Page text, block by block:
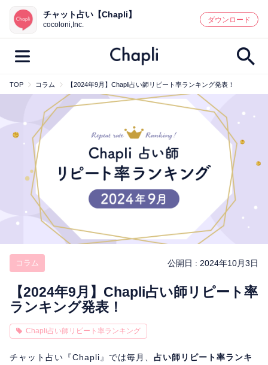
鑑定記事・占い師検索
最新記事一覧
人気記事一覧
カテゴリー別
鑑定 占い師 キャンペーン
キーワード別
彼の気持ち
今週の運勢 彼氏 片思い 結婚
相性
チャット占い【Chapli】
cocoloni,Inc.
ダウンロード
TOP コラム 【2024年9月】Chapli占い師リピート率ランキング発表！
コラム 公開日 : 2024年10月3日
【2024年9月】Chapli占い師リピート率
ランキング発表！
Chapli占い師リピート率ランキング
チャット占い『Chapli』では毎月、 占い師リピート率ランキ